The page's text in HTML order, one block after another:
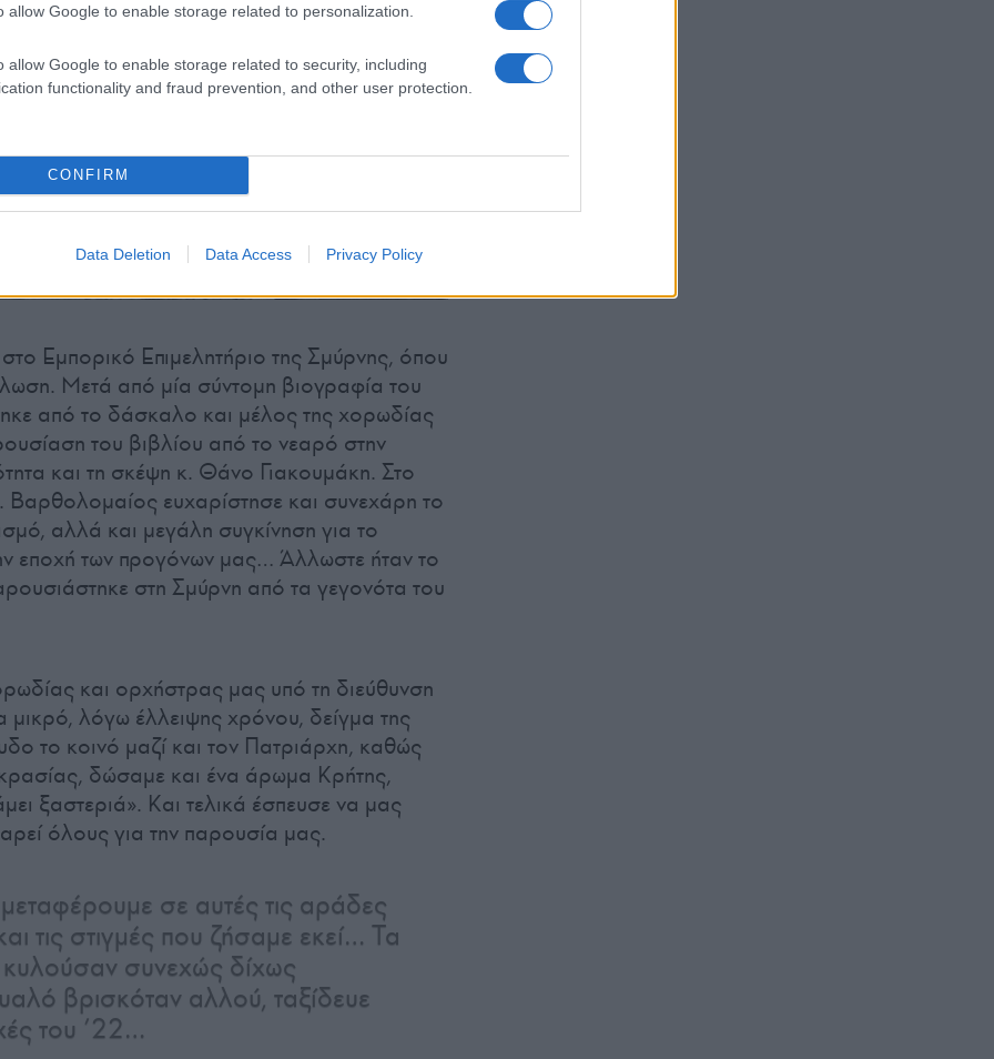
allow Google to enable storage related to personalization.
allow Google to enable storage related to security, including
functionality and fraud prevention, and other user protection.
CONFIRM
Data Deletion Data Access Privacy Policy
Εμπορικό Επιμελητήριο της Σμύρνης, όπου
Μετά από μία σύντομη βιογραφία του
από το δάσκαλο και μέλος της χορωδίας
του βιβλίου από το νεαρό στην
και τη σκέψη κ. Θάνο Γιακουμάκη. Στο
ευχαρίστησε και συνεχάρη το
αλλά και μεγάλη συγκίνηση για το
εποχή των προγόνων μας… Άλλωστε ήταν το
στη Σμύρνη από τα γεγονότα του
και ορχήστρας μας υπό τη διεύθυνση
λόγω έλλειψης χρόνου, δείγμα της
το κοινό μαζί και τον Πατριάρχη, καθώς
δώσαμε και ένα άρωμα Κρήτης,
ξαστεριά». Και τελικά έσπευσε να μας
όλους για την παρουσία μας.
σε αυτές τις αράδες
τις στιγμές που ζήσαμε εκεί… Τα
συνεχώς δίχως
βρισκόταν αλλού, ταξίδευε
του ’22…